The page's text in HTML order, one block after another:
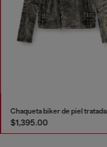
Chaqueta biker de piel tratada
$1,395.00